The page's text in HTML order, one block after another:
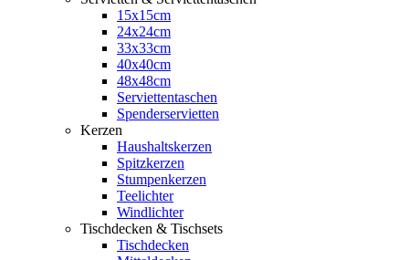
15x15cm
24x24cm
33x33cm
40x40cm
48x48cm
Serviettentaschen
Spenderservietten
Kerzen
Haushaltskerzen
Spitzkerzen
Stumpenkerzen
Teelichter
Windlichter
Tischdecken & Tischsets
Tischdecken